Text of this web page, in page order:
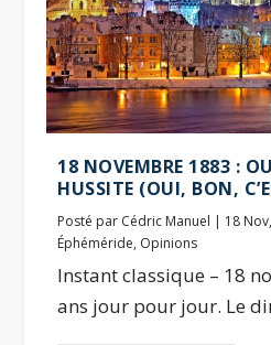
18 NOVEMBRE 1883 :
HUSSITE (OUI, BON,
Posté par Cédric Manuel | 18
Éphéméride, Opinions
Instant classique – 18
ans jour pour jour. Le